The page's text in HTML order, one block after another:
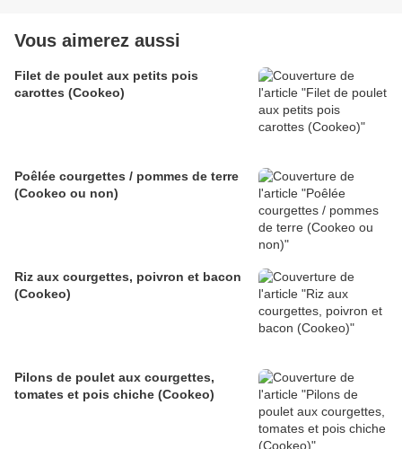
Vous aimerez aussi
Filet de poulet aux petits pois
carottes (Cookeo)
Poêlée courgettes / pommes de terre
(Cookeo ou non)
Riz aux courgettes, poivron et bacon
(Cookeo)
Pilons de poulet aux courgettes,
tomates et pois chiche (Cookeo)